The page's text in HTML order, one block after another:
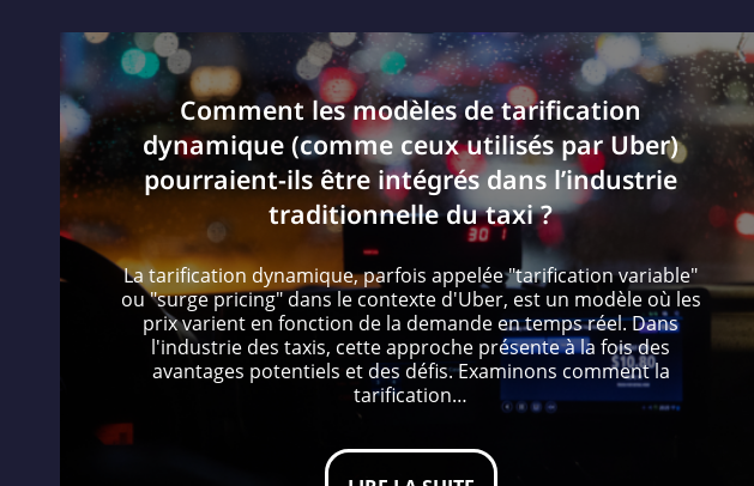
Comment les modèles de tarification
dynamique (comme ceux utilisés par Uber)
pourraient-ils être intégrés dans l’industrie
traditionnelle du taxi ?
La tarification dynamique, parfois appelée "tarification variable"
ou "surge pricing" dans le contexte d'Uber, est un modèle où les
prix varient en fonction de la demande en temps réel. Dans
l'industrie des taxis, cette approche présente à la fois des
avantages potentiels et des défis. Examinons comment la
tarification…